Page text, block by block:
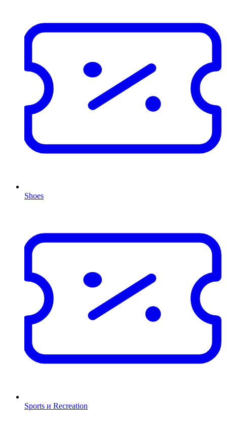
Shoes
Sports и Recreation